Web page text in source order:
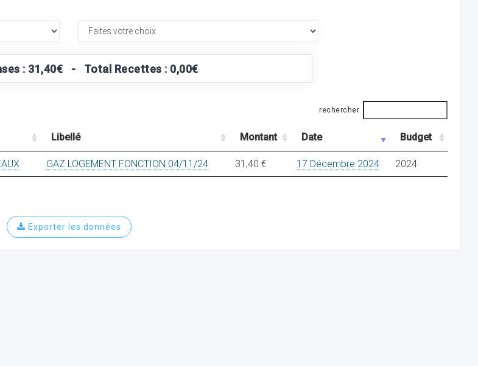
: 31,40€ - Total Recettes : 0,00€
rechercher
Libellé Montant Date Budget
GAZ LOGEMENT FONCTION 04/11/24 31,40 € 17 Décembre 2024 2024
Exporter les données